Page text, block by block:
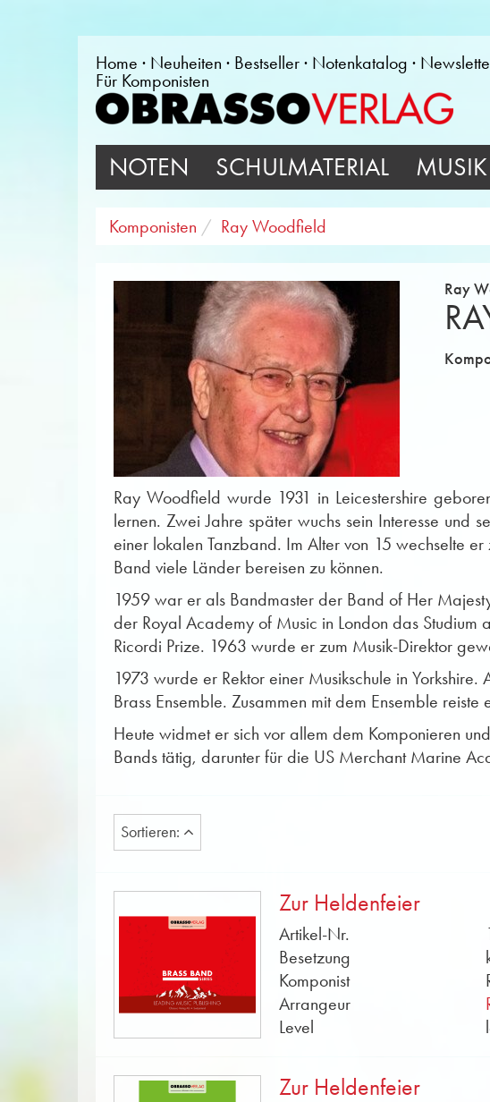
Home Neuheiten Bestseller Notenkatalog
Für Komponisten
NOTEN SCHULMATERIAL MUSIK
Komponisten Ray Woodfield
Ray
Ray Woodfield wurde 1931 in Leicestershire
lernen. Zwei Jahre später wuchs sein Interesse und
einer lokalen Tanzband. Im Alter von 15 wechselte
Band viele Länder bereisen zu können.
1959 war er als Bandmaster der Band of Her
der Royal Academy of Music in London das
Ricordi Prize. 1963 wurde er zum Musik-Direktor
1973 wurde er Rektor einer Musikschule in
Brass Ensemble. Zusammen mit dem Ensemble
Heute widmet er sich vor allem dem Komponieren
Bands tätig, darunter für die US Merchant Marine
Sortieren:
Zur Heldenfeier
Artikel-Nr.
Besetzung
Komponist
Arrangeur
Level
Zur Heldenfeier